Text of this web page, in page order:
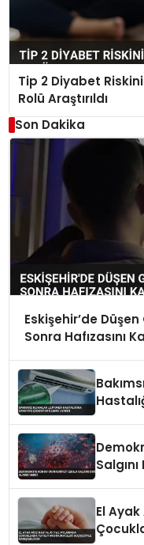
Tip 2 Diyabet
Rolü Araştırıldı
Son Dakika
Eskişehir’de
Sonra Hafızasını
El Ayak